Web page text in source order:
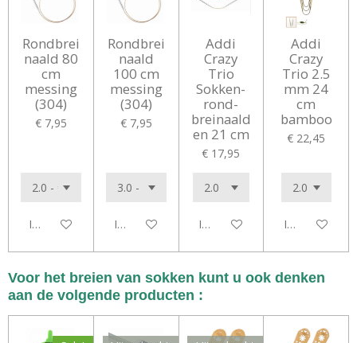
Rondbrei
naald 80
cm
messing
(304)
€ 7,95
In winkelwagen
Rondbrei
naald
100 cm
messing
(304)
€ 7,95
In winkelwagen
Addi
Crazy
Trio
Sokken-
rond-
breinaald
en 21 cm
€ 17,95
In winkelwagen
Addi
Crazy
Trio 2.5
mm 24
cm
bamboo
€ 22,45
In
Voor het breien van sokken kunt u ook denken
aan de volgende producten :